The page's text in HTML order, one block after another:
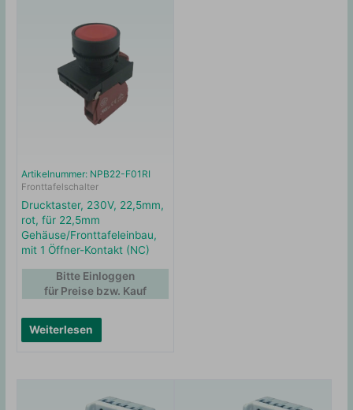
Artikelnummer: NPB22-F01RI
Fronttafelschalter
Drucktaster, 230V, 22,5mm,
rot, für 22,5mm
Gehäuse/Fronttafeleinbau,
mit 1 Öffner-Kontakt (NC)
Weiterlesen
Bitte Einloggen
für Preise bzw. Kauf